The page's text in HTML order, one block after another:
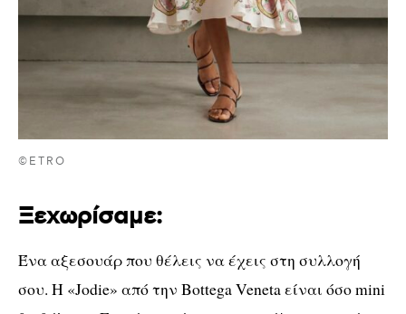
©ETRO
Ξεχωρίσαμε:
Ένα αξεσουάρ που θέλεις να έχεις στη συλλογή
σου. Η «Jodie» από την Bottega Venetaείναι όσοmini